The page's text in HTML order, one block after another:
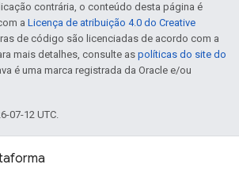
contrária, o conteúdo desta página é
a Licença de atribuição 4.0 do Creative
de código são licenciadas de acordo com a
mais detalhes, consulte as políticas do site do
é uma marca registrada da Oracle e/ou
07-12 UTC.